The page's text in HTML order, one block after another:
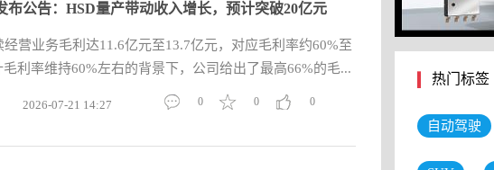
布公告：HSD量产带动收入增长，预计突破20亿元
营业务毛利达11.6亿元至13.7亿元，对应毛利率约60%至
利率维持60%左右的背景下，公司给出了最高66%的毛...
2026-07-21 14:27 0
0
0
热门标签
自动驾驶